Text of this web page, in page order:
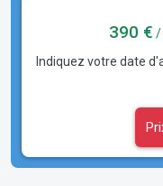
390 € /
Indiquez votre date